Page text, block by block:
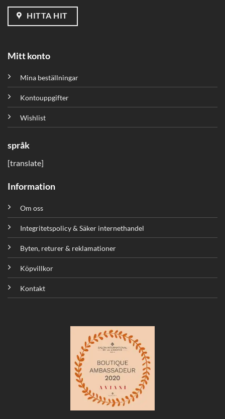
HITTA HIT
Mitt konto
Mina beställningar
Kontouppgifter
Wishlist
språk
[translate]
Information
Om oss
Integritetspolicy & Säker internethandel
Byten, returer & reklamationer
Köpvillkor
Kontakt